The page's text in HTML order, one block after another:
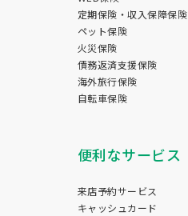
定期保険・収入保障保険
ペット保険
火災保険
債務返済支援保険
海外旅行保険
自転車保険
便利なサービス
来店予約サービス
キャッシュカード